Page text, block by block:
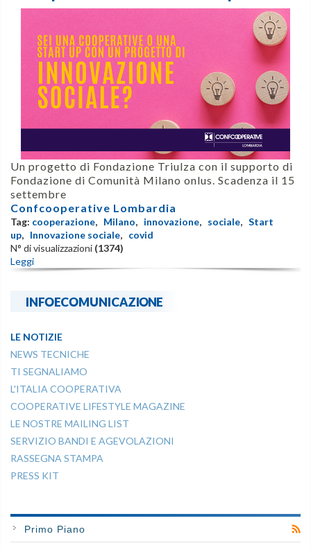
Un progetto di Fondazione Triulza con il supporto di
Fondazione di Comunità Milano onlus. Scadenza il 15
settembre
Confcooperative Lombardia
Tag: cooperazione, Milano, innovazione, sociale, Start
up, Innovazione sociale, covid
N° di visualizzazioni (1374)
Leggi
INFOECOMUNICAZIONE
LE NOTIZIE
NEWS TECNICHE
TI SEGNALIAMO
L'ITALIA COOPERATIVA
COOPERATIVE LIFESTYLE MAGAZINE
LE NOSTRE MAILING LIST
SERVIZIO BANDI E AGEVOLAZIONI
RASSEGNA STAMPA
PRESS KIT
Primo Piano